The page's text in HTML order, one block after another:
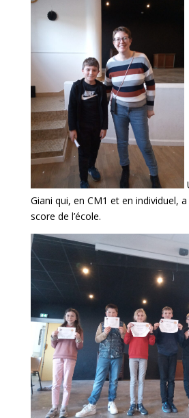
Giani qui, en CM1 et en individuel,
score de l’école.